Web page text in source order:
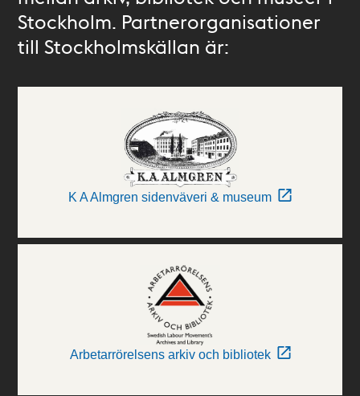
Stockholm. Partnerorganisationer
till Stockholmskällan är:
K A Almgren sidenväveri & museum
Arbetarrörelsens arkiv och bibliotek